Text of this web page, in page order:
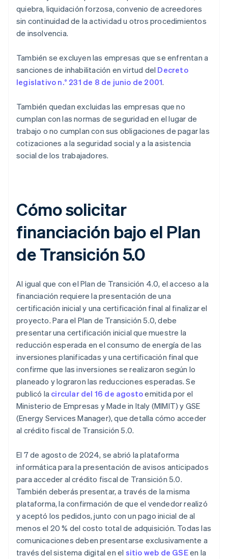
quiebra, liquidación forzosa, convenio de acreedores
sin continuidad de la actividad u otros procedimientos
de insolvencia.
También se excluyen las empresas que se enfrentan a
sanciones de inhabilitación en virtud del Decreto
legislativo n.° 231 de 8 de junio de 2001.
También quedan excluidas las empresas que no
cumplan con las normas de seguridad en el lugar de
trabajo o no cumplan con sus obligaciones de pagar las
cotizaciones a la seguridad social y a la asistencia
social de los trabajadores.
Cómo solicitar
financiación bajo el Plan
de Transición 5.0
Al igual que con el Plan de Transición 4.0, el acceso a la
financiación requiere la presentación de una
certificación inicial y una certificación final al finalizar el
proyecto. Para el Plan de Transición 5.0, debe
presentar una certificación inicial que muestre la
reducción esperada en el consumo de energía de las
inversiones planificadas y una certificación final que
confirme que las inversiones se realizaron según lo
planeado y lograron las reducciones esperadas. Se
publicó la circular del 16 de agostoemitida por el
Ministerio de Empresas y Made in Italy (MIMIT) y GSE
(Energy Services Manager), que detalla cómo acceder
al crédito fiscal de Transición 5.0.
El 7 de agosto de 2024, se abrió la plataforma
informática para la presentación de avisos anticipados
para acceder al crédito fiscal de Transición 5.0.
También deberás presentar, a través de la misma
plataforma, la confirmación de que el vendedor realizó
y aceptó los pedidos, junto con un pago inicial de al
menos el 20 % del costo total de adquisición. Todas las
comunicaciones deben presentarse exclusivamente a
través del sistema digital en el sitio web de GSEen la